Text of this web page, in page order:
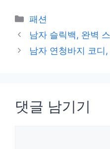
카
테
리
패션
남자 슬릭백, 완벽
남자 연청바지 코디
댓글 남기기